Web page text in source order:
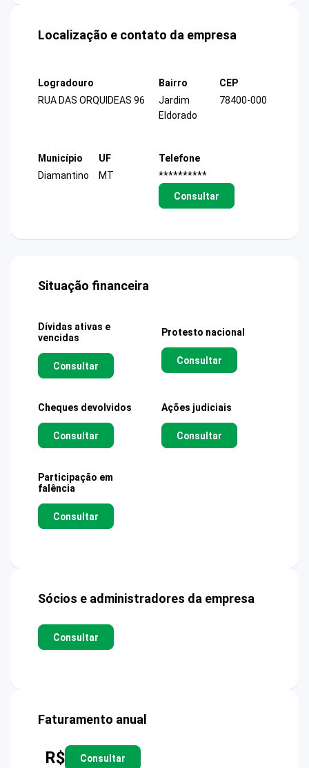
Localização e contato da empresa
Logradouro
RUA DAS ORQUIDEAS 96
Bairro
Jardim
Eldorado
CEP
78400-000
Município
Diamantino
UF
MT
Telefone
**********
Consultar
Situação financeira
Dívidas ativas e
vencidas
Consultar
Protesto nacional
Consultar
Cheques devolvidos
Consultar
Ações judiciais
Consultar
Participação em
falência
Consultar
Sócios e administradores da empresa
Consultar
Faturamento anual
R$ Consultar